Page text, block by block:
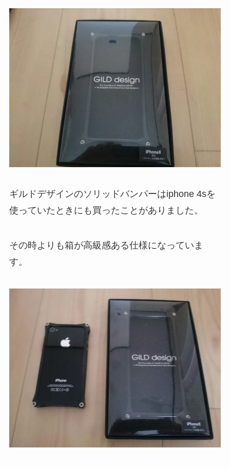
ギルドデザインのソリッドバンパーはiphone 4sを
使っていたときにも買ったことがありました。
その時よりも箱が高級感ある仕様になっていま
す。